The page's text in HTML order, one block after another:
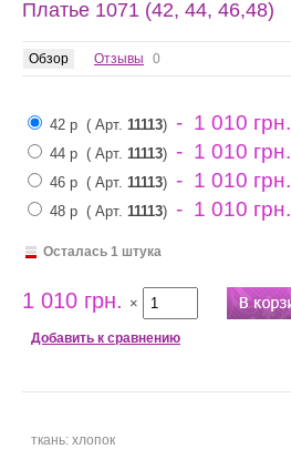
Платье 1071 (42, 44, 46,48)
Обзор Отзывы 0
42 р ( Арт. 11113) - 1 010 грн.
44 р ( Арт. 11113) - 1 010 грн.
46 р ( Арт. 11113) - 1 010 грн.
48 р ( Арт. 11113) - 1 010 грн.
Осталась 1 штука
1 010 грн. ×
Добавить к сравнению
ткань: хлопок